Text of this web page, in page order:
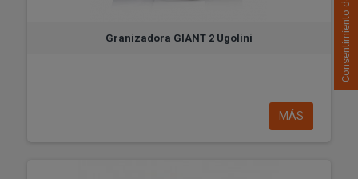
Granizadora GIANT 2 Ugolini
MÁS